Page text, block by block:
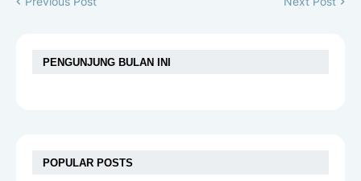
PENGUNJUNG BULAN INI
POPULAR POSTS